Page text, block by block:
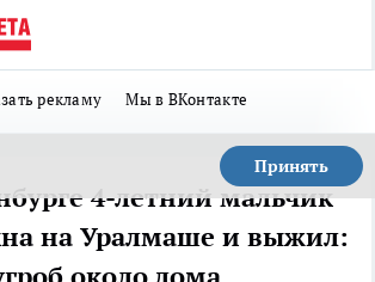
рекламу Мы в ВКонтакте
Принять
4-летний мальчик
на Уралмаше и выжил: